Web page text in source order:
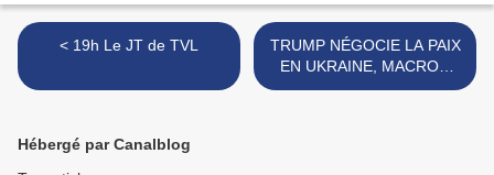
< 19h Le JT de TVL
TRUMP NÉGOCIE LA PAIX
EN UKRAINE, MACRON
VEUT LA GUERRE,
Hébergé par Canalblog